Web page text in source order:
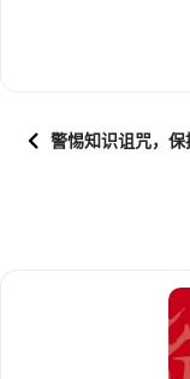
警惕知识诅咒，